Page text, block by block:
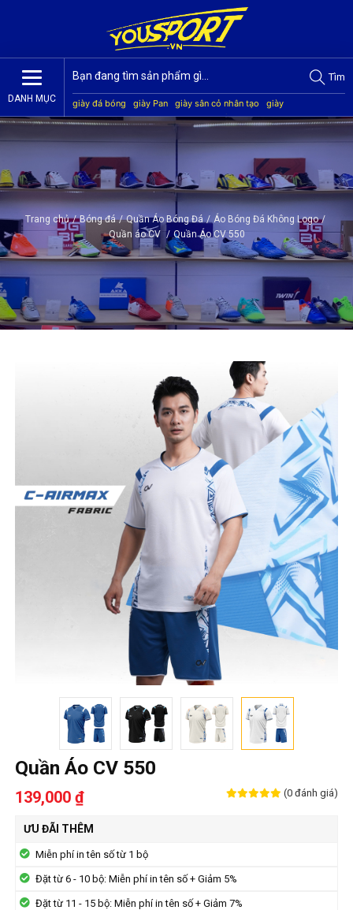
DANH MỤC
Tìm
giày đá bóng giày Pan giày sân cỏ nhân tạo
giày
Jogarbola
giày Mitre giày Akka quần áo bóng đá
giày
Trang chủ / Bóng đá / Quần Áo Bóng Đá / Áo Bóng Đá Không Logo /
Quần áo CV / Quần Áo CV 550
Quần Áo CV 550
139,000 ₫ (0 đánh giá)
ƯU ĐÃI THÊM
Miễn phí in tên số từ 1 bộ
Đặt từ 6 - 10 bộ: Miễn phí in tên số + Giảm 5%
Đặt từ 11 - 15 bộ: Miễn phí in tên số + Giảm 7%